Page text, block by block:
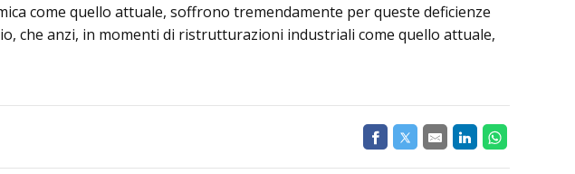
come quello attuale, soffrono tremendamente per queste deficienze
che anzi, in momenti di ristrutturazioni industriali come quello attuale,